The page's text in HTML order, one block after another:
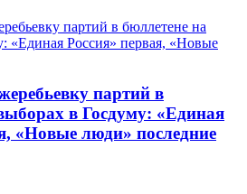
партий в
в Госдуму: «Единая
«Новые люди» последние